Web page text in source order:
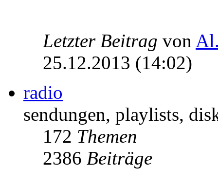
Letzter Beitrag von
25.12.2013 (14:02)
radio
sendungen, playlists,
172 Themen
2386 Beiträge